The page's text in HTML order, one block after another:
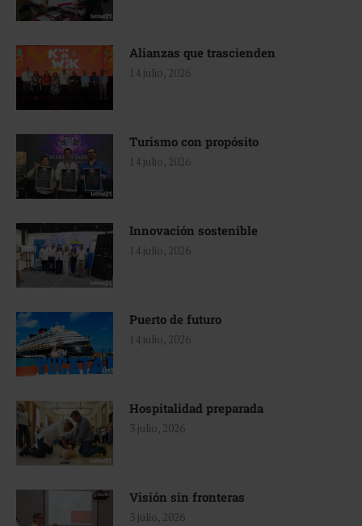
Alianzas que trascienden
14 julio, 2026
Turismo con propósito
14 julio, 2026
Innovación sostenible
14 julio, 2026
Puerto de futuro
14 julio, 2026
Hospitalidad preparada
3 julio, 2026
Visión sin fronteras
3 julio, 2026